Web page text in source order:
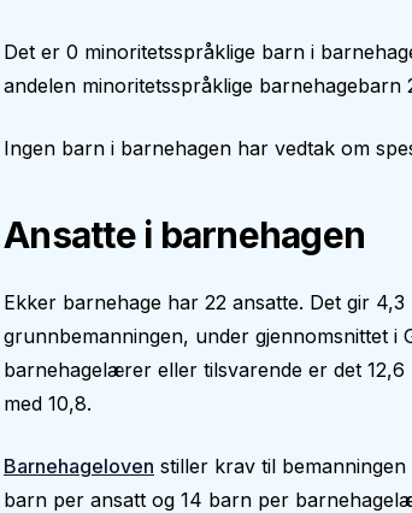
Det er 0 minoritetsspråklige barn i
andelen minoritetsspråklige barnehagebarn
Ingen barn i barnehagen har vedtak om
Ansatte i barnehagen
Ekker barnehage har 22 ansatte. Det gir
grunnbemanningen, under gjennomsnittet i
barnehagelærer eller tilsvarende er det
med 10,8.
Barnehageloven stiller krav til
barn per ansatt og 14 barn per